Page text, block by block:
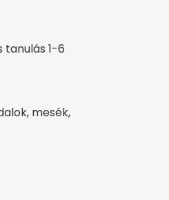
tanulás 1-6
mesék,